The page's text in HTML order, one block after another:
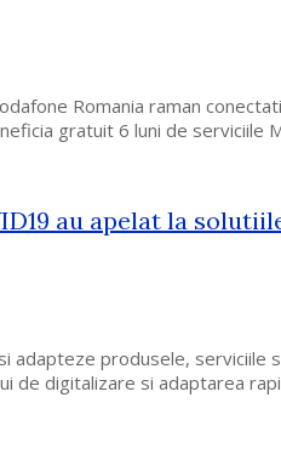
Romania raman
gratuit 6 luni de serviciile
au apelat la
adapteze produsele,
de digitalizare si adaptarea